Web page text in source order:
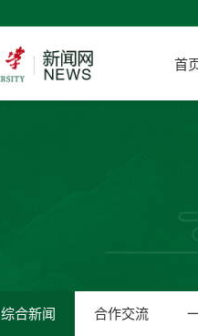
首
综合新闻 合作交流